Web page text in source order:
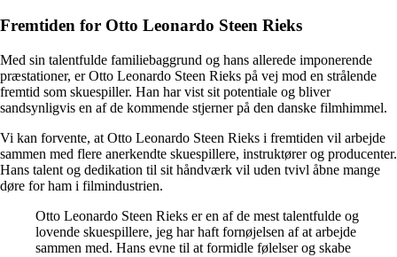
Fremtiden for Otto Leonardo Steen Rieks
Med sin talentfulde familiebaggrund og hans allerede imponerende
præstationer, er Otto Leonardo Steen Rieks på vej mod en strålende
fremtid som skuespiller. Han har vist sit potentiale og bliver
sandsynligvis en af de kommende stjerner på den danske filmhimmel.
Vi kan forvente, at Otto Leonardo Steen Rieks i fremtiden vil arbejde
sammen med flere anerkendte skuespillere, instruktører og producenter.
Hans talent og dedikation til sit håndværk vil uden tvivl åbne mange
døre for ham i filmindustrien.
Otto Leonardo Steen Rieks er en af de mest talentfulde og
lovende skuespillere, jeg har haft fornøjelsen af at arbejde
sammen med. Hans evne til at formidle følelser og skabe